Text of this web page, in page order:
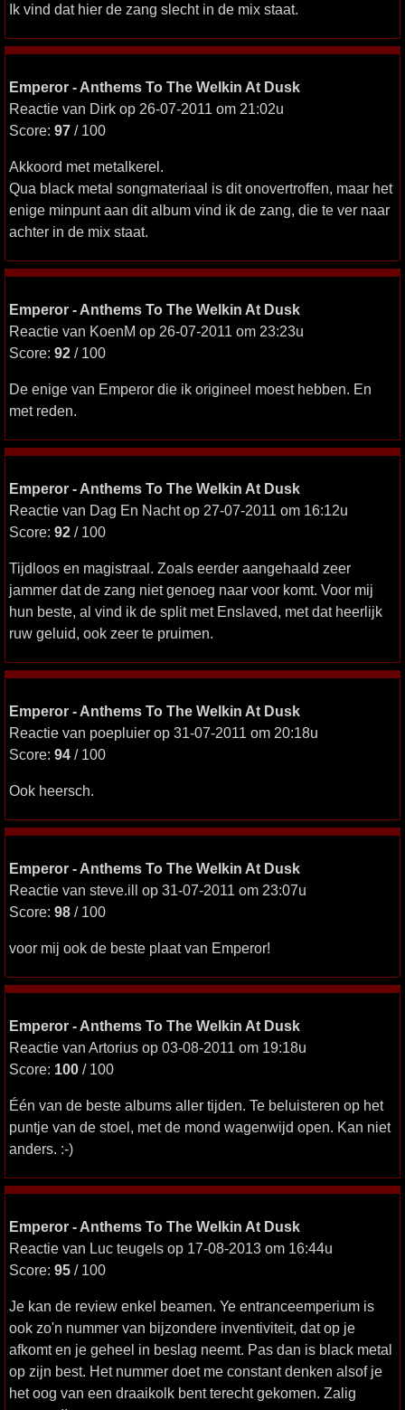
Ik vind dat hier de zang slecht in de mix staat.
Emperor - Anthems To The Welkin At Dusk
Reactie van Dirk op 26-07-2011 om 21:02u
Score: 97 / 100
Akkoord met metalkerel.
Qua black metal songmateriaal is dit onovertroffen, maar het
enige minpunt aan dit album vind ik de zang, die te ver naar
achter in de mix staat.
Emperor - Anthems To The Welkin At Dusk
Reactie van KoenM op 26-07-2011 om 23:23u
Score: 92 / 100
De enige van Emperor die ik origineel moest hebben. En
met reden.
Emperor - Anthems To The Welkin At Dusk
Reactie van Dag En Nacht op 27-07-2011 om 16:12u
Score: 92 / 100
Tijdloos en magistraal. Zoals eerder aangehaald zeer
jammer dat de zang niet genoeg naar voor komt. Voor mij
hun beste, al vind ik de split met Enslaved, met dat heerlijk
ruw geluid, ook zeer te pruimen.
Emperor - Anthems To The Welkin At Dusk
Reactie van poepluier op 31-07-2011 om 20:18u
Score: 94 / 100
Ook heersch.
Emperor - Anthems To The Welkin At Dusk
Reactie van steve.ill op 31-07-2011 om 23:07u
Score: 98 / 100
voor mij ook de beste plaat van Emperor!
Emperor - Anthems To The Welkin At Dusk
Reactie van Artorius op 03-08-2011 om 19:18u
Score: 100 / 100
Één van de beste albums aller tijden. Te beluisteren op het
puntje van de stoel, met de mond wagenwijd open. Kan niet
anders. :-)
Emperor - Anthems To The Welkin At Dusk
Reactie van Luc teugels op 17-08-2013 om 16:44u
Score: 95 / 100
Je kan de review enkel beamen. Ye entranceemperium is
ook zo'n nummer van bijzondere inventiviteit, dat op je
afkomt en je geheel in beslag neemt. Pas dan is black metal
op zijn best. Het nummer doet me constant denken alsof je
het oog van een draaikolk bent terecht gekomen. Zalig